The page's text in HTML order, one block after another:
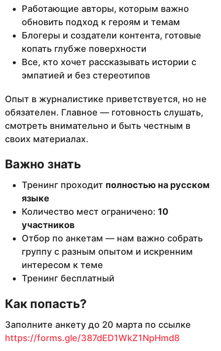
Работающие авторы, которым важно
обновить подход к героям и темам
Блогеры и создатели контента, готовые
копать глубже поверхности
Все, кто хочет рассказывать истории с
эмпатией и без стереотипов
Опыт в журналистике приветствуется, но не
обязателен. Главное — готовность слушать,
смотреть внимательно и быть честным в
своих материалах.
Важно знать
Тренинг проходит полностью на русском
языке
Количество мест ограничено: 10
участников
Отбор по анкетам — нам важно собрать
группу с разным опытом и искренним
интересом к теме
Тренинг бесплатный
Как попасть?
Заполните анкету до 20 марта по ссылке
https://forms.gle/387dED1WkZ1NpHmd8